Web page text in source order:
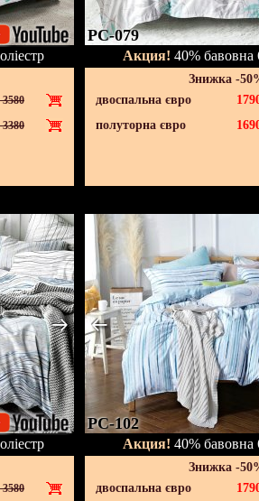
3580
3380
PC-079
Акция! 40% бавовна
Знижка -
двоспальна євро
полуторна євро
3580
PC-102
Акция! 40% бавовна
Знижка -
двоспальна євро